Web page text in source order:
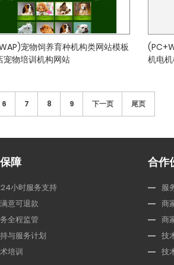
宠物饲养育种机构类网站模板
宠物培训机构网站
机电
6 7 8 9 下一页 尾页
障
小时服务支持
意可退款
全程监管
与服务计划
培训
合作
服
商
商
技
技